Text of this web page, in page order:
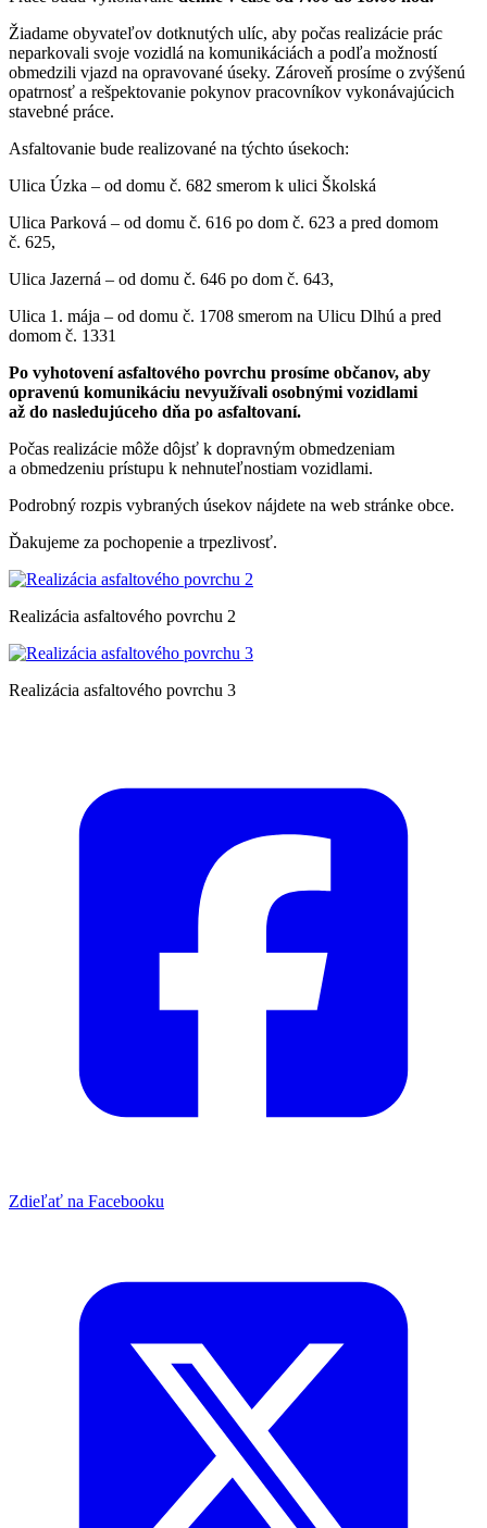
Žiadame obyvateľov dotknutých ulíc, aby počas realizácie prác
neparkovali svoje vozidlá na komunikáciách a podľa možností
obmedzili vjazd na opravované úseky. Zároveň prosíme o zvýšenú
opatrnosť a rešpektovanie pokynov pracovníkov vykonávajúcich
stavebné práce.
Asfaltovanie bude realizované na týchto úsekoch:
Ulica Úzka – od domu č. 682 smerom k ulici Školská
Ulica Parková – od domu č. 616 po dom č. 623 a pred domom
č. 625,
Ulica Jazerná – od domu č. 646 po dom č. 643,
Ulica 1. mája – od domu č. 1708 smerom na Ulicu Dlhú a pred
domom č. 1331
Po vyhotovení asfaltového povrchu prosíme občanov, aby
opravenú komunikáciu nevyužívali osobnými vozidlami
až do nasledujúceho dňa po asfaltovaní.
Počas realizácie môže dôjsť k dopravným obmedzeniam
a obmedzeniu prístupu k nehnuteľnostiam vozidlami.
Podrobný rozpis vybraných úsekov nájdete na web stránke obce.
Ďakujeme za pochopenie a trpezlivosť.
Realizácia asfaltového povrchu 2
Realizácia asfaltového povrchu 3
Zdieľať na Facebooku